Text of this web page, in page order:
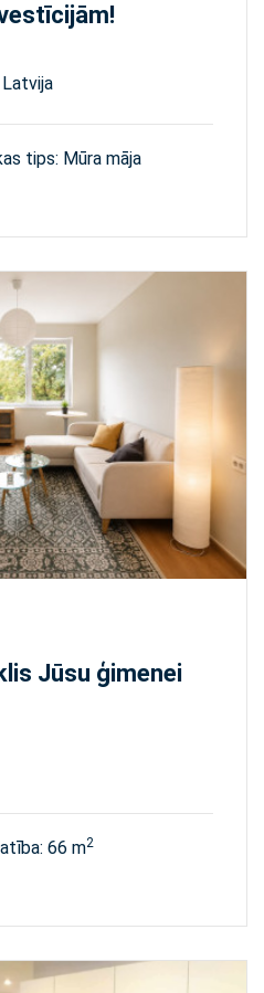
Latvija
tips: Mūra māja
Jūsu ģimenei
66 m2